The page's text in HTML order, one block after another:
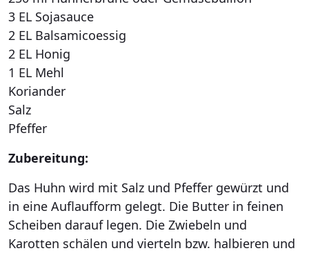
3 EL Sojasauce
2 EL Balsamicoessig
2 EL Honig
1 EL Mehl
Koriander
Salz
Pfeffer
Zubereitung:
Das Huhn wird mit Salz und Pfeffer gewürzt und
in eine Auflaufform gelegt. Die Butter in feinen
Scheiben darauf legen. Die Zwiebeln und
Karotten schälen und vierteln bzw. halbieren und